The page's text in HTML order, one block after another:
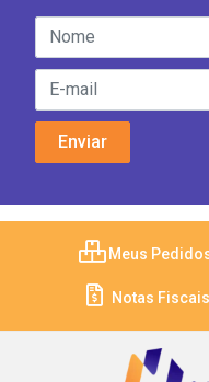
Meus
Notas Fiscais